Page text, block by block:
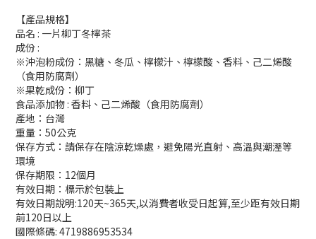
【產品規格】
品名 : 一片柳丁冬檸茶
成份 :
※沖泡粉成份：黑糖、冬瓜、檸檬汁、檸檬酸、香料、己二烯酸
（食用防腐劑）
※果乾成份：柳丁
食品添加物 : 香料、己二烯酸（食用防腐劑）
產地：台灣
重量：50公克
保存方式：請保存在陰涼乾燥處，避免陽光直射、高溫與潮溼等
環境
保存期限：12個月
有效日期：標示於包裝上
有效日期說明:120天~365天,以消費者收受日起算,至少距有效日期
前120日以上
國際條碼: 4719886953534